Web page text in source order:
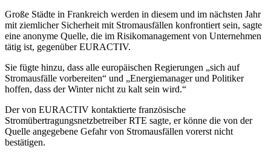
Große Städte in Frankreich werden in diesem und im nächsten Jahr
mit ziemlicher Sicherheit mit Stromausfällen konfrontiert sein, sagte
eine anonyme Quelle, die im Risikomanagement von Unternehmen
tätig ist, gegenüber EURACTIV.
Sie fügte hinzu, dass alle europäischen Regierungen „sich auf
Stromausfälle vorbereiten“ und „Energiemanager und Politiker
hoffen, dass der Winter nicht zu kalt sein wird.“
Der von EURACTIV kontaktierte französische
Stromübertragungsnetzbetreiber RTE sagte, er könne die von der
Quelle angegebene Gefahr von Stromausfällen vorerst nicht
bestätigen.